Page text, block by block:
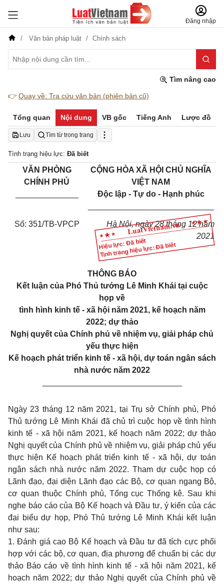
Đăng nhập
Văn bản pháp luật Chính sách
Tìm nâng cao
👉 Quay về: Tra cứu văn bản (phiên bản cũ)
Tổng quan Nội dung VB gốc Tiếng Anh Lược đồ
Lưu Tìm từ trong trang
Tình trạng hiệu lực: Đã biết
Hiệu lực: Đã biết
Tình trạng hiệu lực: Đã biết
VĂN PHÒNG
CHÍNH PHỦ
CỘNG HÒA XÃ HỘI CHỦ NGHĨA
VIỆT NAM
Độc lập - Tự do - Hạnh phúc
Số: 351/TB-VPCP
Hà Nội, ngày 28 tháng 12 năm
2021
THÔNG BÁO
Kết luận của Phó Thủ tướng Lê Minh Khái tại cuộc
họp về
tình hình kinh tế - xã hội năm 2021, kế hoạch năm
2022; dự thảo
Nghị quyết của Chính phủ về nhiệm vụ, giải pháp chủ
yếu thực hiện
Kế hoạch phát triển kinh tế - xã hội, dự toán ngân sách
nhà nước năm 2022
Ngày 23 tháng 12 năm 2021, tại Trụ sở Chính phủ, Phó
Thủ tướng Lê Minh Khái đã chủ trì cuộc họp về tình hình
kinh tế - xã hội năm 2021, kế hoạch năm 2022; dự thảo
Nghị quyết của Chính phủ về nhiệm vụ, giải pháp chủ yếu
thực hiện Kế hoạch phát triển kinh tế - xã hội, dự toán
ngân sách nhà nước năm 2022. Tham dự cuộc họp có
Lãnh đạo, đại diện Lãnh đạo các Bộ, cơ quan ngang Bộ,
cơ quan thuộc Chính phủ, Tổng cục Thống kê. Sau khi
nghe báo cáo của Bộ Kế hoạch và Đầu tư, ý kiến của các
đại biểu dự họp, Phó Thủ tướng Lê Minh Khái kết luận
như sau:
1. Đánh giá cao Bộ Kế hoạch và Đầu tư đã tích cực phối
hợp với các bộ, cơ quan, địa phương để chuẩn bị các dự
thảo Báo cáo về tình hình kinh tế - xã hội năm 2021, kế
hoạch năm 2022; dự thảo Nghị quyết của Chính phủ về